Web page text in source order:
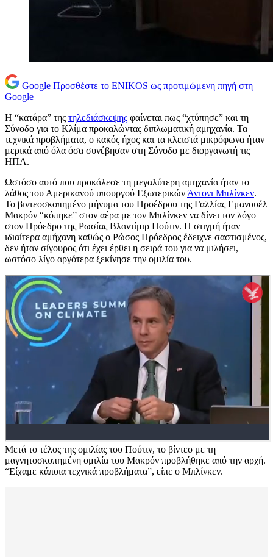
Google Προσθέστε το ENIKOS ως προτιμώμενη πηγή στη
Google
Η “κατάρα” της τηλεδιάσκεψης φαίνεται πως “χτύπησε” και τη
Σύνοδο για το Κλίμα προκαλώντας διπλωματική αμηχανία. Τα
τεχνικά προβλήματα, ο κακός ήχος και τα κλειστά μικρόφωνα ήταν
μερικά από όλα όσα συνέβησαν στη Σύνοδο με διοργανωτή τις
ΗΠΑ.
Ωστόσο αυτό που προκάλεσε τη μεγαλύτερη αμηχανία ήταν το
λάθος του Αμερικανού υπουργού Εξωτερικών Άντονι Μπλίνκεν.
Το βιντεοσκοπημένο μήνυμα του Προέδρου της Γαλλίας Εμανουέλ
Μακρόν “κόπηκε” στον αέρα με τον Μπλίνκεν να δίνει τον λόγο
στον Πρόεδρο της Ρωσίας Βλαντίμιρ Πούτιν. Η στιγμή ήταν
ιδιαίτερα αμήχανη καθώς ο Ρώσος Πρόεδρος έδειχνε σαστισμένος,
δεν ήταν σίγουρος ότι έχει έρθει η σειρά του για να μιλήσει,
ωστόσο λίγο αργότερα ξεκίνησε την ομιλία του.
Μετά το τέλος της ομιλίας του Πούτιν, το βίντεο με τη
μαγνητοσκοπημένη ομιλία του Μακρόν προβλήθηκε από την αρχή.
“Είχαμε κάποια τεχνικά προβλήματα”, είπε ο Μπλίνκεν.